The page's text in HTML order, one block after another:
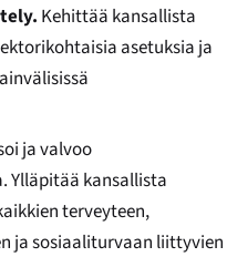
Kehittää kansallista
asetuksia ja
ja valvoo
Ylläpitää kansallista
terveyteen,
ja sosiaaliturvaan liittyvien